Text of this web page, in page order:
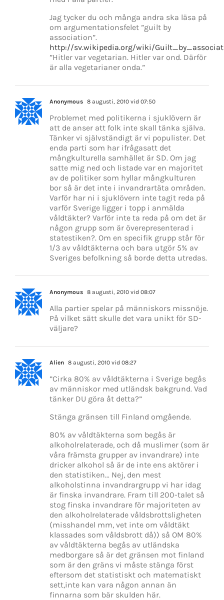
Jag tycker du och många andra ska läsa på
om argumentationsfelet ”guilt by
association”.
http://sv.wikipedia.org/wiki/
”Hitler var vegetarian. Hitler var ond. Därför
är alla vegetarianer onda.”
Anonymous 8 augusti, 2010 vid 07:50
Problemet med politikerna i sjuklövern är
att de anser att folk inte skall tänka själva.
Tänker vi självständigt är vi populister. Det
enda parti som har ifrågasatt det
mångkulturella samhället är SD. Om jag
satte mig ned och listade var en majoritet
av de politiker som hyllar mångkulturen
bor så är det inte i invandrartäta områden.
Varför har ni i sjuklövern inte tagit reda på
varför Sverige ligger i topp i anmälda
våldtäkter? Varför inte ta reda på om det är
någon grupp som är överepresenterad i
statestiken?. Om en specifik grupp står för
1/3 av våldtäkterna och bara utgör 5% av
Sveriges befolkning så borde detta utredas.
Anonymous 8 augusti, 2010 vid 08:07
Alla partier spelar på människors missnöje.
På vilket sätt skulle det vara unikt för SD-
väljare?
Alien 8 augusti, 2010 vid 08:27
”Cirka 80% av våldtäkterna i Sverige begås
av människor med utländsk bakgrund. Vad
tänker DU göra åt detta?”
Stänga gränsen till Finland omgående.
80% av våldtäkterna som begås är
alkoholrelaterade, och då muslimer (som är
våra främsta grupper av invandrare) inte
dricker alkohol så är de inte ens aktörer i
den statistiken… Nej, den mest
alkoholstinna invandrargrupp vi har idag
är finska invandrare. Fram till 200-talet så
stog finska invandrare för majoriteten av
den alkoholrelaterade våldsbrottsligheten
(misshandel mm, vet inte om våldtäkt
klassades som våldsbrott då)) så OM 80%
av våldtäkterna begås av utländska
medborgare så är det gränsen mot finland
som är den gräns vi måste stänga först
eftersom det statistiskt och matematiskt
sett,inte kan vara någon annan än
finnarna som bär skulden här.